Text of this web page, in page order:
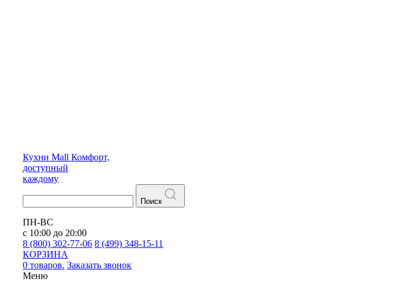
Кухни Mall Комфорт,
доступный
каждому
Поиск
ПН-ВС
с 10:00 до 20:00
8 (800) 302-77-06 8 (499) 348-15-11
КОРЗИНА
0 товаров. Заказать звонок
Меню